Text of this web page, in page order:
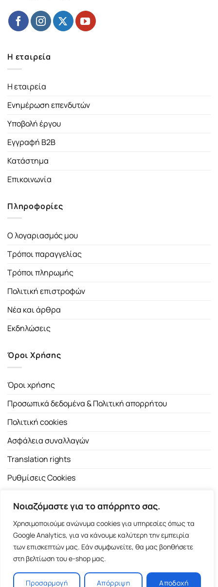
Νοιαζόμαστε για το απόρρητο σας.
Χρησιμοποιούμε ανώνυμα cookies για υπηρεσίες όπως τα
Google Analytics, για να κάνουμε καλύτερη την εμπειρία
των επισκεπτών μας. Εάν συμφωνείτε, θα μας βοηθήσετε
στη βελτίωση του e-shop μας.
Προσαρμογή Απόρριψη Αποδοχή
Η εταιρεία
Η εταιρεία
Ενημέρωση επενδυτών
Υποβολή έργου
Εγγραφή B2B
Κατάστημα
Επικοινωνία
Πληροφορίες
Ο λογαριασμός μου
Τρόποι παραγγελίας
Τρόποι πληρωμής
Πολιτική επιστροφών
Νέα και άρθρα
Εκδηλώσεις
Όροι Χρήσης
Όροι χρήσης
Προσωπικά δεδομένα & Πολιτική απορρήτου
Πολιτική cookies
Ασφάλεια συναλλαγών
Translation rights
Ρυθμίσεις Cookies
Copyright 2026 ©Εκδοτικός Οίκος Α.Α. Λιβάνη| All rights
reserved.
Σόλωνος 98, 10680 Αθήνα | Τ:2103661200- F: 2103617791